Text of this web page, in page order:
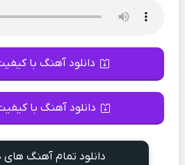
دانلود آهنگ با کیفیت
دانلود آهنگ با کیفیت
دانلود تمام آهنگ های